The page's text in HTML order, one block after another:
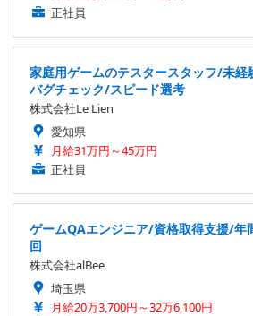
正社員
家庭用ゲームのテスタースタッフ/未
バグチェック/スピード選考
株式会社Le Lien
愛知県
月給31万円～45万円
正社員
ゲームQAエンジニア/資格取得支援/年
回
株式会社alBee
埼玉県
月給20万3,700円～32万6,100円